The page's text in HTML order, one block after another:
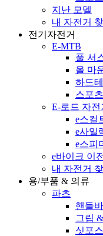
지난 모델
내 자전거 찾
전기자전거
E-MTB
풀 서
올 마
하드
스포
E-로드 자전
e스컬
e사일
e스피
e바이크 이
내 자전거 찾
용/부품 & 의류
파츠
핸들바
그립
싯포